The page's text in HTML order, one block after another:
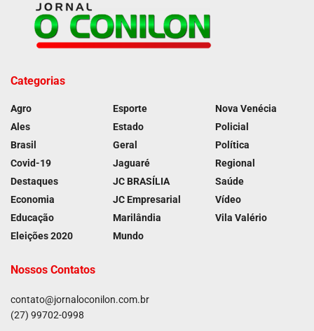
Categorias
Agro
Ales
Brasil
Covid-19
Destaques
Economia
Educação
Eleições 2020
Esporte
Estado
Geral
Jaguaré
JC BRASÍLIA
JC Empresarial
Marilândia
Mundo
Nova Venécia
Policial
Política
Regional
Saúde
Vídeo
Vila Valério
Nossos Contatos
contato@jornaloconilon.com.br
(27) 99702-0998